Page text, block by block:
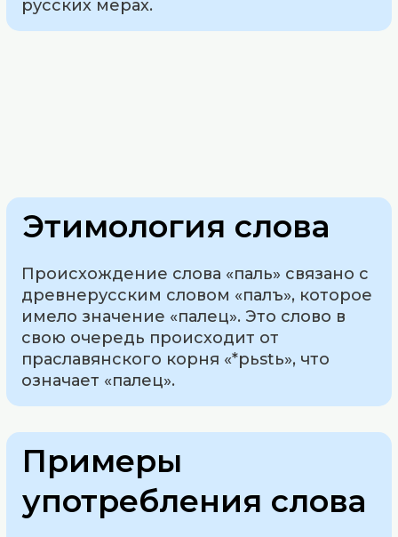
русских мерах.
Этимология слова
Происхождение слова «паль» связано с
древнерусским словом «палъ», которое
имело значение «палец». Это слово в
свою очередь происходит от
праславянского корня «*pьstь», что
означает «палец».
Примеры
употребления слова